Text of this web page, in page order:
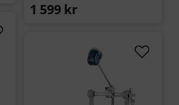
1 599 kr